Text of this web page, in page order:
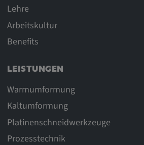
Lehre
Arbeitskultur
Benefits
LEISTUNGEN
Warmumformung
Kaltumformung
Platinenschneidwerkzeuge
Prozesstechnik